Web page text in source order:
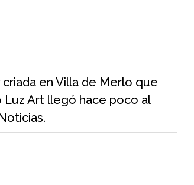
en Villa de Merlo que
Art llegó hace poco al